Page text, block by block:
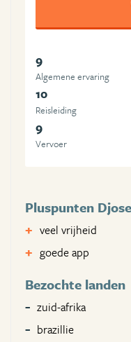
9
Algemene ervaring
10
Reisleiding
9
Vervoer
Pluspunten
veel vrijheid
goede app
Bezochte landen
zuid-afrika
brazillie